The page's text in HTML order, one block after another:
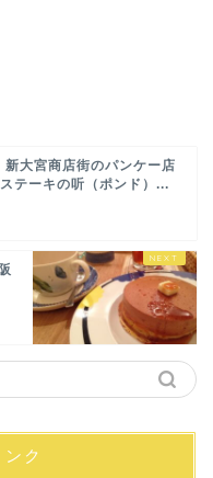
新大宮商店街のパンケー店
テーキの听（ポンド）...
ク